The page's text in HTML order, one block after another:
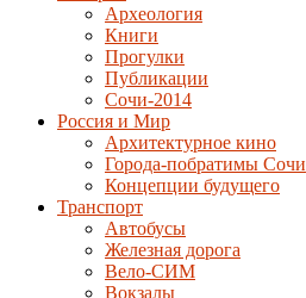
Археология
Книги
Прогулки
Публикации
Сочи-2014
Россия и Мир
Архитектурное кино
Города-побратимы Сочи
Концепции будущего
Транспорт
Автобусы
Железная дорога
Вело-СИМ
Вокзалы